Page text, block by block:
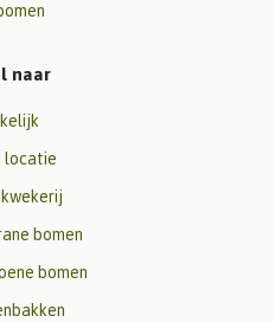
naar
locatie
kwekerij
bomen
bomen